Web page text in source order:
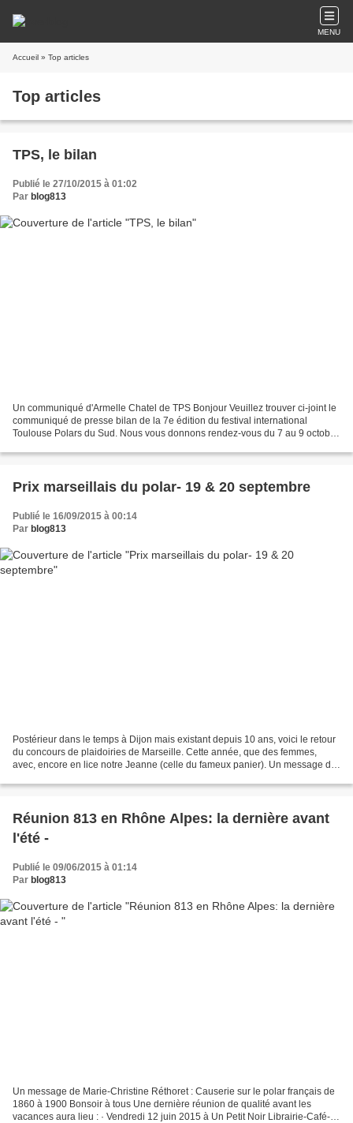
MENU
Accueil » Top articles
Top articles
TPS, le bilan
Publié le 27/10/2015 à 01:02
Par blog813
Un communiqué d'Armelle Chatel de TPS Bonjour Veuillez trouver ci-joint le
communiqué de presse bilan de la 7e édition du festival international
Toulouse Polars du Sud. Nous vous donnons rendez-vous du 7 au 9 octobre
Prix marseillais du polar- 19 & 20 septembre
Publié le 16/09/2015 à 00:14
Par blog813
Postérieur dans le temps à Dijon mais existant depuis 10 ans, voici le retour
du concours de plaidoiries de Marseille. Cette année, que des femmes,
avec, encore en lice notre Jeanne (celle du fameux panier). Un message du
Réunion 813 en Rhône Alpes: la dernière avant
l'été -
Publié le 09/06/2015 à 01:14
Par blog813
Un message de Marie-Christine Réthoret : Causerie sur le polar français de
1860 à 1900 Bonsoir à tous Une dernière réunion de qualité avant les
vacances aura lieu : · Vendredi 12 juin 2015 à Un Petit Noir Librairie-Café-